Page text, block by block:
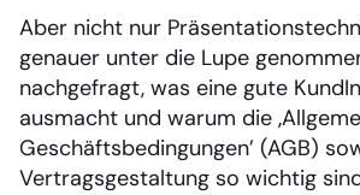
Aber nicht nur
genauer unter die Lupe
nachgefragt, was eine gute
ausmacht und warum die
Geschäftsbedingungen’ (AGB)
Vertragsgestaltung so wichtig